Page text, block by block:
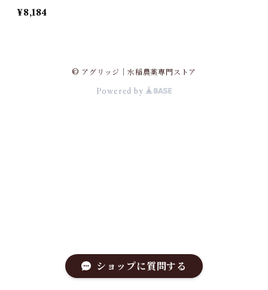
¥8,184
© アグリッジ｜水稲農薬専門ストア
Powered by
ショップに質問する